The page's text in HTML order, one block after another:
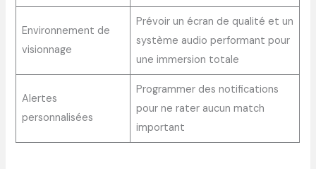
Environnement de
visionnage
Prévoir un écran de qualité et un
système audio performant pour
une immersion totale
Alertes
personnalisées
Programmer des notifications
pour ne rater aucun match
important